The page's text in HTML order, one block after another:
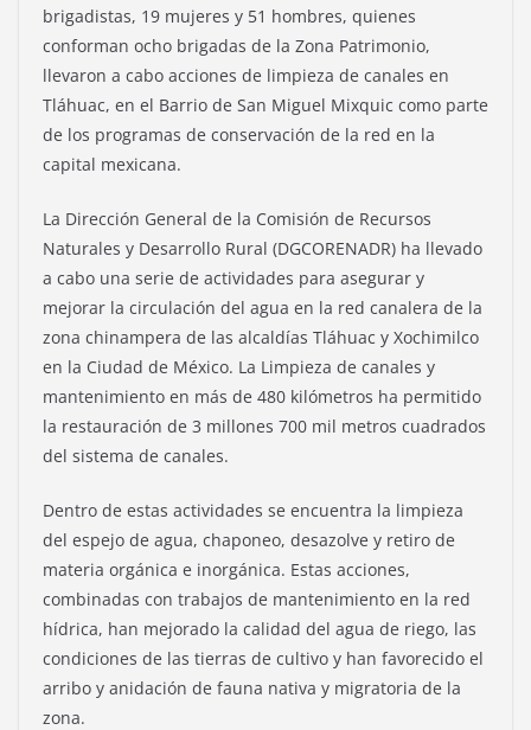
brigadistas, 19 mujeres y 51 hombres, quienes
conforman ocho brigadas de la Zona Patrimonio,
llevaron a cabo acciones de limpieza de canales en
Tláhuac, en el Barrio de San Miguel Mixquic como parte
de los programas de conservación de la red en la
capital mexicana.
La Dirección General de la Comisión de Recursos
Naturales y Desarrollo Rural (DGCORENADR) ha llevado
a cabo una serie de actividades para asegurar y
mejorar la circulación del agua en la red canalera de la
zona chinampera de las alcaldías Tláhuac y Xochimilco
en la Ciudad de México. La Limpieza de canales y
mantenimiento en más de 480 kilómetros ha permitido
la restauración de 3 millones 700 mil metros cuadrados
del sistema de canales.
Dentro de estas actividades se encuentra la limpieza
del espejo de agua, chaponeo, desazolve y retiro de
materia orgánica e inorgánica. Estas acciones,
combinadas con trabajos de mantenimiento en la red
hídrica, han mejorado la calidad del agua de riego, las
condiciones de las tierras de cultivo y han favorecido el
arribo y anidación de fauna nativa y migratoria de la
zona.